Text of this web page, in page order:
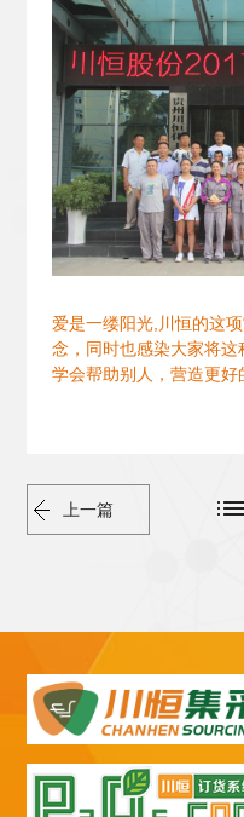
爱是一缕阳光,川恒的这项
念，同时也感染大家将
学会帮助别人，营造更好
上一篇